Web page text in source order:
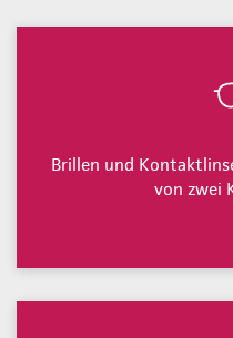
Brillen und
von zwei